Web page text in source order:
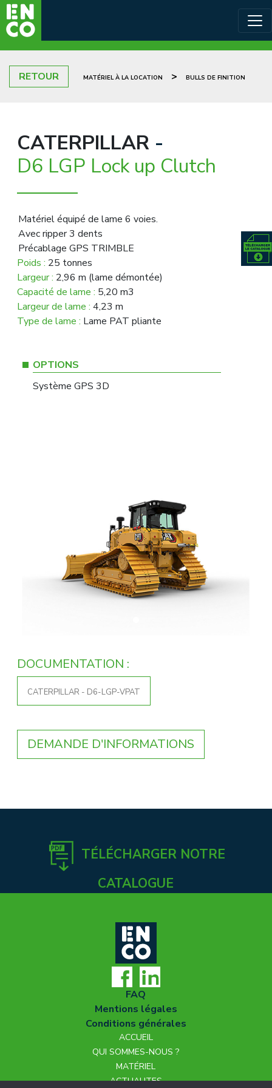
RETOUR MATÉRIEL À LA LOCATION > BULLS DE FINITION
CATERPILLAR -
D6 LGP Lock up Clutch
Matériel équipé de lame 6 voies.
Avec ripper 3 dents
Précablage GPS TRIMBLE
Poids : 25 tonnes
Largeur : 2,96 m (lame démontée)
Capacité de lame : 5,20 m3
Largeur de lame : 4,23 m
Type de lame : Lame PAT pliante
OPTIONS
Système GPS 3D
Previous
DOCUMENTATION :
CATERPILLAR - D6-LGP-VPAT
DEMANDE D'INFORMATIONS
TÉLÉCHARGER NOTRE
CATALOGUE
FAQ
Mentions légales
Conditions générales
ACCUEIL
QUI SOMMES-NOUS ?
MATÉRIEL
ACTUALITES